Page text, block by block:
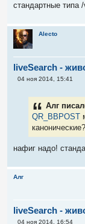
стандартные типа
Alecto
liveSearch -
С
04 ноя 2014, 15:41
Алг
QR_BBPOST
канонические?
нафиг надо!
Алг
liveSearch -
С
04 ноя 2014, 16:54